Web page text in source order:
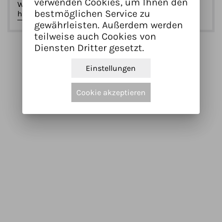
Website
https://dieterkonsek.de
bestmöglichen Service zu
gewährleisten. Außerdem werden
teilweise auch Cookies von
Diensten Dritter gesetzt.
Einstellungen
Cookie akzeptieren